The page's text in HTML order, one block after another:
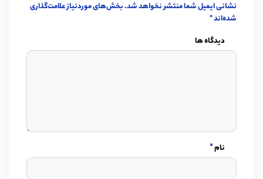
نشانی ایمیل شما منتشر نخواهد شد.بخش‌های موردنیاز علامت‌گذاری
شده‌اند*
دیدگاه ها
نام*